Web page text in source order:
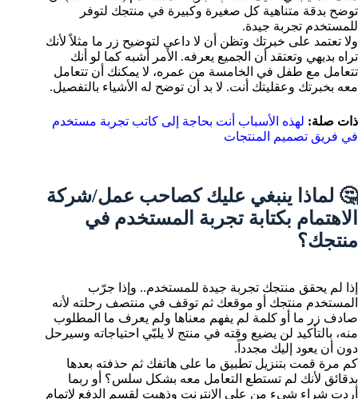
توضح بدقة متناهية كل صغيرة وكبيرة في منتجك لتوفر
للمستخدم تجربة جيدة.
ولا تعتمد على خبرتك وتظن أن لا داعي لتوضيح زر ما مثلاً لأنك
تراه بديهي وتعتقد أن الجميع يعرفه. الأمر أشبه كما لو أنك
تتعامل مع طفل في الخامسة من عمره، لا يمكنك أن تتعامل
معه بخبرتك وعقليتك أنت. لا بد أن توضح له الأشياء بالتفصيل.
ذات صلة: لهذه الأسباب أنت بحاجة إلى كاتب تجربة مستخدم
في فريق تصميم المنتجات
🤔 لماذا ينبغي عليك كصاحب عمل/شركة
الاهتمام بكتابة تجربة المستخدم في
منتجك؟
إذا لم يحقق منتجك تجربة جيدة للمستخدم.. وإذا جرّب
المستخدم منتجك أو موقعك ثم توقف في منتصف رحلته لأنه
صادف زر ما أو كلمة لم يفهم معناها ولم يعرف ما المطلوب
منه، بالتأكيد لن يضيع وقته في منتج لا يلبّي احتياجاته وسيرحل
دون أن يعود إليك مجدداً.
كم مرة قمت بتنزيل تطبيق ما على هاتفك ثم حذفته بعدها
بدقائق لأنك لم تستطع التعامل معه بشكل سلس؟ أو ربما
أردت شراء شيء من على الإنترنت وذهبت لقسم الدفع لإتمام